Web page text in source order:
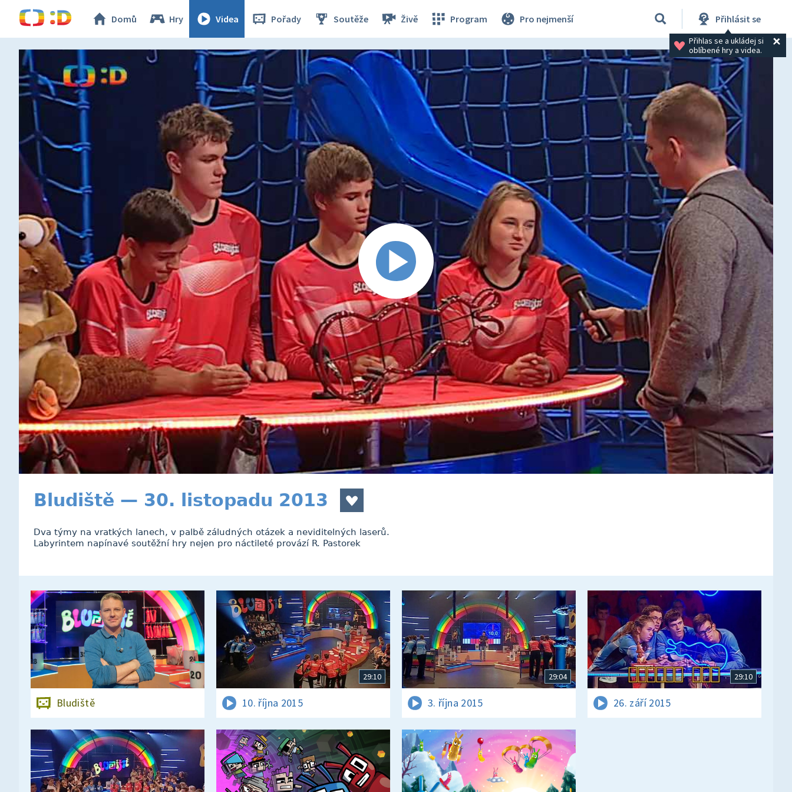
Domů Hry Videa Pořady Soutěže Živě Program Pro nejmenší Přihlásit se
Přihlas se a ukládej si
oblíbené hry a videa.
Bludiště — 30. listopadu 2013
Dva týmy na vratkých lanech, v palbě záludných otázek a neviditelných laserů.
Labyrintem napínavé soutěžní hry nejen pro náctileté provází R. Pastorek
Bludiště
29:10
10. října 2015
29:04
3. října 2015
29:10
26. září 2015